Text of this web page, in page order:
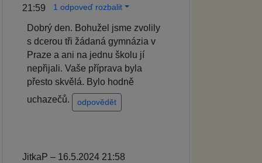
21:59
1 odpoveď rozbalit
Dobrý den. Bohužel jsme zvolily
s dcerou tři žádaná gymnázia v
Praze a ani na jednu školu jí
nepřijali. Vaše příprava byla
přesto skvělá. Bylo hodně
uchazečů.
odpovědět
JitkaP – 16.5.2024 21:58